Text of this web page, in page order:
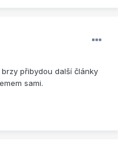
přibydou další články
sami.